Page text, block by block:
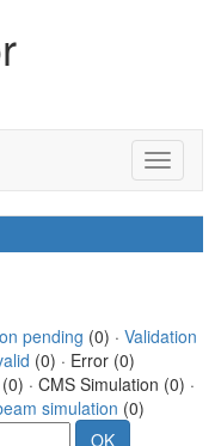
pending (0) · Validation
(0) · Error (0)
(0) · CMS Simulation (0) ·
simulation (0)